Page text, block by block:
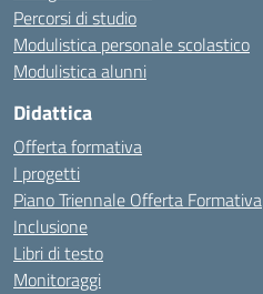
Percorsi di studio
Modulistica personale scolastico
Modulistica alunni
Didattica
Offerta formativa
I progetti
Piano Triennale Offerta Formativa
Inclusione
Libri di testo
Monitoraggi